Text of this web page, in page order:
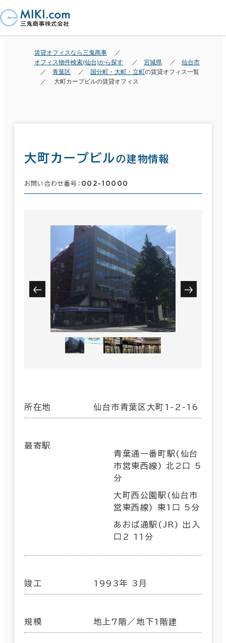
賃貸オフィスなら三鬼商事
オフィス物件検索(仙台)から探す
宮城県
仙台市
青葉区
国分町・大町・立町の賃貸オフィス一覧
大町カープビルの賃貸オフィス
大町カープビルの建物情報
お問い合わせ番号： 002-10000
所在地 仙台市青葉区大町1-2-16
最寄駅
青葉通一番町駅(仙台
市営東西線) 北2口 5
分
大町西公園駅(仙台市
営東西線) 東1口 5分
あおば通駅(JR) 出入
口2 11分
竣工 1993年 3月
規模 地上7階／地下1階建